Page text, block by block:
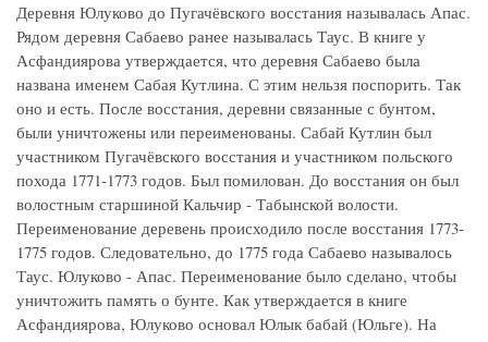
Деревня Юлуково до Пугачёвского восстания называлась Апас.
Рядом деревня Сабаево ранее называлась Таус. В книге у
Асфандиярова утверждается, что деревня Сабаево была
названа именем Сабая Кутлина. С этим нельзя поспорить. Так
оно и есть. После восстания, деревни связанные с бунтом,
были уничтожены или переименованы. Сабай Кутлин был
участником Пугачёвского восстания и участником польского
похода 1771-1773 годов. Был помилован. До восстания он был
волостным старшиной Кальчир - Табынской волости.
Переименование деревень происходило после восстания 1773-
1775 годов. Следовательно, до 1775 года Сабаево называлось
Таус. Юлуково - Апас. Переименование было сделано, чтобы
уничтожить память о бунте. Как утверждается в книге
Асфандиярова, Юлуково основал Юлык бабай (Юльге). На